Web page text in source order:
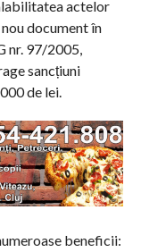
actelor
document în
nr. 97/2005,
sancțiuni
de lei.
beneficii: